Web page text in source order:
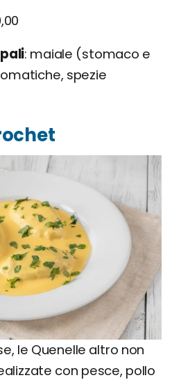
maiale (stomaco e
spezie
le Quenelle altro non
con pesce, pollo